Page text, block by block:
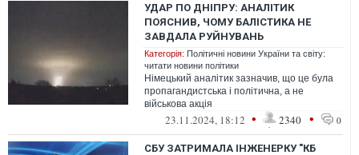
УДАР ПО ДНІПРУ: АНАЛІТИК
ПОЯСНИВ, ЧОМУ БАЛІСТИКА НЕ
ЗАВДАЛА РУЙНУВАНЬ
Категорія: Політичні новини України та світу:
читати новини політики
Німецький аналітик зазначив, що це була
пропагандистська і політична, а не
військова акція
23.11.2024, 18:12 • 2340 • 0
СБУ ЗАТРИМАЛА ІНЖЕНЕРКУ "КБ